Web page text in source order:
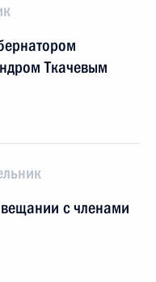
Ткачевым
с членами